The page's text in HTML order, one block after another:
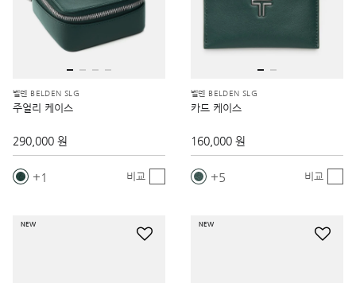
벨덴 BELDEN SLG
주얼리 케이스
290,000 원
1 비교
벨덴 BELDEN SLG
카드 케이스
160,000 원
5 비교
NEW NEW